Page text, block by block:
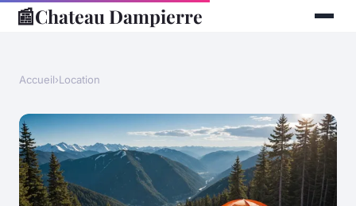
📰Chateau Dampierre
Accueil›Location